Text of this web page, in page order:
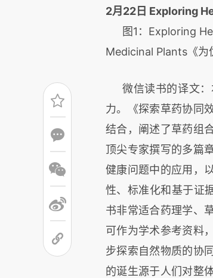
2月22日 Exploring
图1：Exploring
Medicinal Plants 《
微信读书的译文
力。《探索草药协同
结合，阐述了草药组
顶尖专家撰写的多篇
健康问题中的应用，
性、标准化和基于证
书非常适合药理学、
可作为学术参考资料
步探索自然物质的协
的诞生源于人们对整